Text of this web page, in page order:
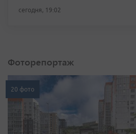
сегодня, 19:02
Фоторепортаж
20 фото